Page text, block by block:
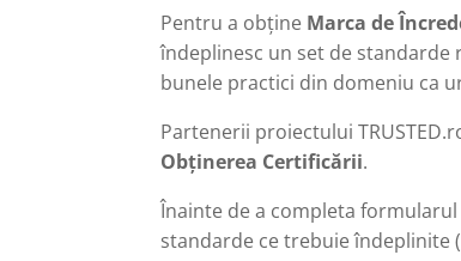
Pentru a obține Marca de
îndeplinesc un set de
bunele practici din domeniu ca
Partenerii proiectului
Obținerea Certificării.
Înainte de a completa
standarde ce trebuie îndeplinite (